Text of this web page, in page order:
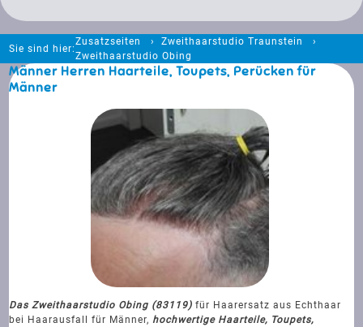
Sie sind hier:
Zusatzseiten
Zweithaarstudio Traunstein
Zweithaarstudio Obing
Männer Herren Haarteile, Toupets, Perücken für
Männer
Das Zweithaarstudio Obing (83119) für Haarersatz aus Echthaar
bei Haarausfall für Männer, hochwertige Haarteile, Toupets,